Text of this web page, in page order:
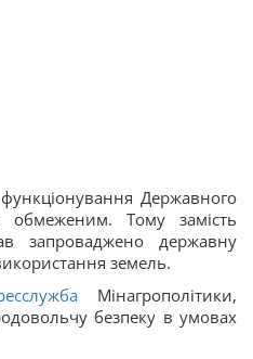
Державного
Тому замість
запроваджено державну
земель.
Мінагрополітики,
безпеку в умовах